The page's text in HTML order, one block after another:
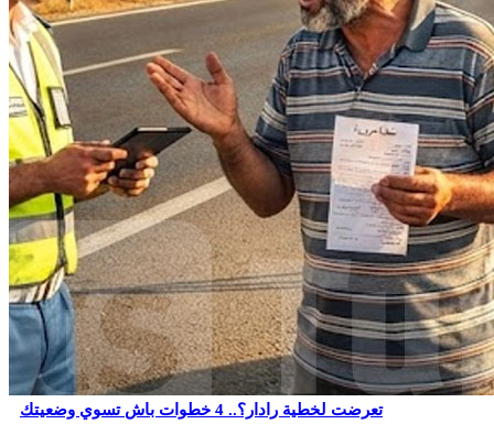
تعرضت لخطية رادار؟.. 4 خطوات باش تسوي وضعيتك